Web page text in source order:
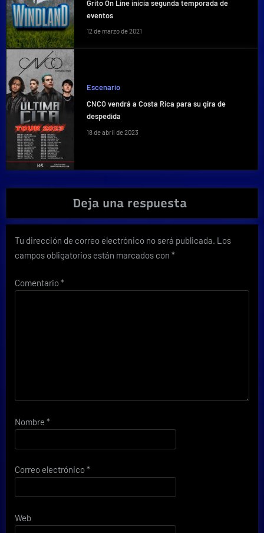
Grito On Line inicia segunda temporada de
eventos
12 de marzo de 2021
Escenario
CNCO vendrá a Costa Rica para su gira de
despedida
18 de abril de 2023
Deja una respuesta
Tu dirección de correo electrónico no será publicada. Los
campos obligatorios están marcados con *
Comentario*
Nombre *
Correo electrónico*
Web